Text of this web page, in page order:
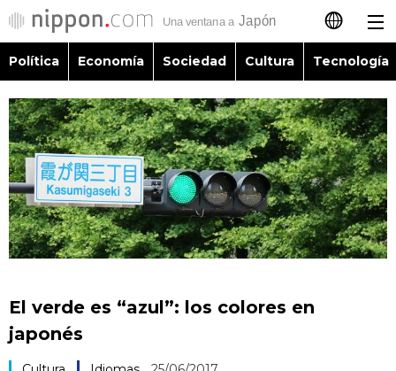
日本語
English
简体字
繁體字
Français
Política
Economía
Política Economía Sociedad Cultura Tecnología
El verde es “azul”: los colores en
japonés